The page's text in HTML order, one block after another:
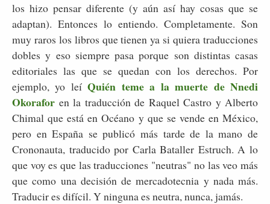
los hizo pensar diferente (y aún así hay cosas que se
adaptan). Entonces lo entiendo. Completamente. Son
muy raros los libros que tienen ya si quiera traducciones
dobles y eso siempre pasa porque son distintas casas
editoriales las que se quedan con los derechos. Por
ejemplo, yo leíQuién teme a la muerte de Nnedi
Okorafor en la traducción de Raquel Castro y Alberto
Chimal que está en Océano y que se vende en México,
pero en España se publicó más tarde de la mano de
Crononauta, traducido por Carla Bataller Estruch. A lo
que voy es que las traducciones "neutras" no las veo más
que como una decisión de mercadotecnia y nada más.
Traducir es difícil. Y ninguna es neutra, nunca, jamás.